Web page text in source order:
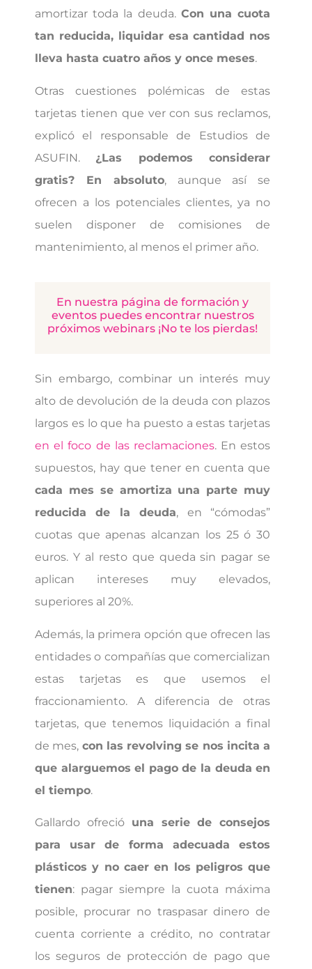
amortizar toda la deuda. Con una cuota
tan reducida, liquidar esa cantidad nos
lleva hasta cuatro años y once meses.
Otras cuestiones polémicas de estas
tarjetas tienen que ver con sus reclamos,
explicó el responsable de Estudios de
ASUFIN. ¿Las podemos considerar
gratis? En absoluto, aunque así se
ofrecen a los potenciales clientes, ya no
suelen disponer de comisiones de
mantenimiento, al menos el primer año.
En nuestra página de formación y
eventos puedes encontrar nuestros
próximos webinars ¡No te los pierdas!
Sin embargo, combinar un interés muy
alto de devolución de la deuda con plazos
largos es lo que ha puesto a estas tarjetas
en el foco de las reclamaciones. En estos
supuestos, hay que tener en cuenta que
cada mes se amortiza una parte muy
reducida de la deuda, en “cómodas”
cuotas que apenas alcanzan los 25 ó 30
euros. Y al resto que queda sin pagar se
aplican intereses muy elevados,
superiores al 20%.
Además, la primera opción que ofrecen las
entidades o compañías que comercializan
estas tarjetas es que usemos el
fraccionamiento. A diferencia de otras
tarjetas, que tenemos liquidación a final
de mes, con las revolving se nos incita a
que alarguemos el pago de la deuda en
el tiempo.
Gallardo ofreció una serie de consejos
para usar de forma adecuada estos
plásticos y no caer en los peligros que
tienen: pagar siempre la cuota máxima
posible, procurar no traspasar dinero de
cuenta corriente a crédito, no contratar
los seguros de protección de pago que